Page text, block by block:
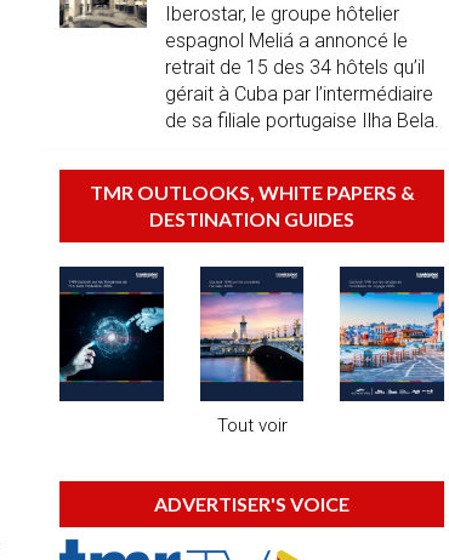
Iberostar, le groupe hôtelier
espagnol Meliá a annoncé le
retrait de 15 des 34 hôtels qu’il
gérait à Cuba par l’intermédiaire
de sa filiale portugaise Ilha Bela.
TMR OUTLOOKS, WHITE PAPERS &
DESTINATION GUIDES
Tout voir
ADVERTISER'S VOICE